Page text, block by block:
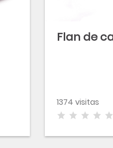
Flan de
1374 visitas